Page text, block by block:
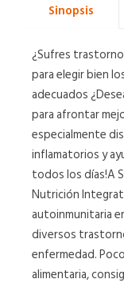
Sinopsis
¿Sufres
para elegir bien
adecuados
para afrontar
especialmente
inflamatorios y
todos los días!A
Nutrición
autoinmunitaria
diversos
enfermedad.
alimentaria,